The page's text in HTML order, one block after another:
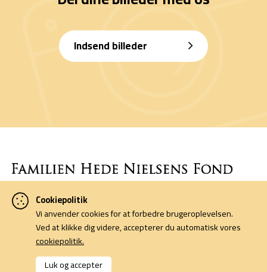
Indsend billeder
Denne side er finansieret af Familien Hede Nielsens Fond og drives
af foreningen Horsens Billeders Venner.
Cookiepolitik
Kontakt
Cookiepolitik
Vi anvender cookies for at forbedre brugeroplevelsen.
Ved at klikke dig videre, accepterer du automatisk vores
cookiepolitik.
Luk og accepter